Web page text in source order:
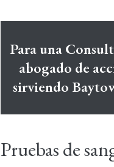
Para una
abogado de
sirviendo
Pruebas de